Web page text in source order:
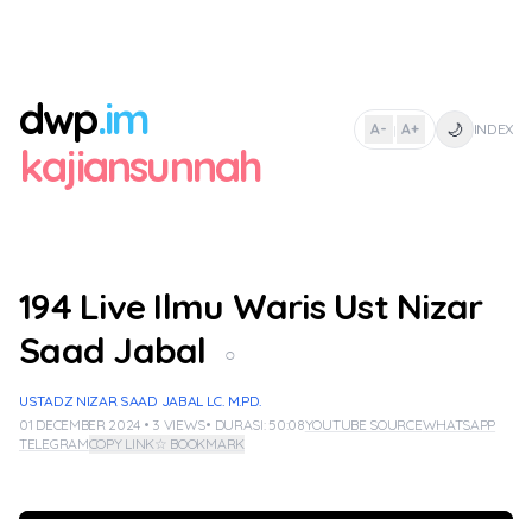
dwp.im
kajiansunnah
A- | A+ 🌙 INDEX
194 Live Ilmu Waris Ust Nizar
Saad Jabal
○
USTADZ NIZAR SAAD JABAL LC. M.PD.
01 DECEMBER 2024 • 3 VIEWS• DURASI: 50:08YOUTUBE SOURCEWHATSAPP
TELEGRAMCOPY LINK☆ BOOKMARK